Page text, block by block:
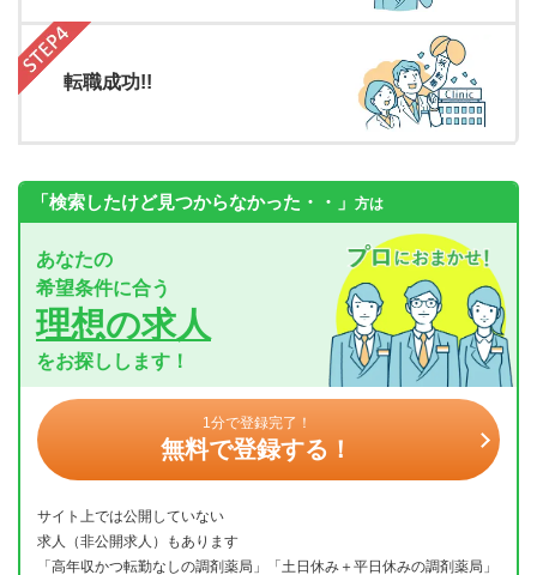
転職成功!!
「検索したけど見つからなかった・・」 方は
あなたの
希望条件に合う
理想の求人
をお探しします！
1分で登録完了！
無料で登録する！
サイト上では公開していない
求人（非公開求人）もあります
「高年収かつ転勤なしの調剤薬局」「土日休み＋平日休みの調剤薬局」